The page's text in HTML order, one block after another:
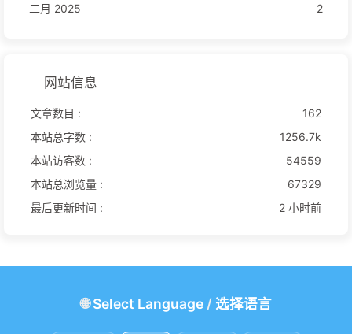
二月 2025
2
网站信息
文章数目 :
162
本站总字数 :
1256.7k
本站访客数 :
54559
本站总浏览量 :
67329
最后更新时间 :
2 小时前
🌐Select Language/ 选择语言